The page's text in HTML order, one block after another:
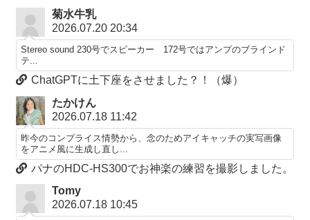
菊水牛乳
2026.07.20 20:34
Stereo sound 230号でスピーカー 172号ではアンプのブラインド
テ...
ChatGPTに土下座をさせました？！（爆）
たかけん
2026.07.18 11:42
昨今のコンプライス情勢から、念のためアイキャッチの実写画像
をアニメ風に生成し直し...
パナのHDC-HS300でお神楽の練習を撮影しました。
Tomy
2026.07.18 10:45